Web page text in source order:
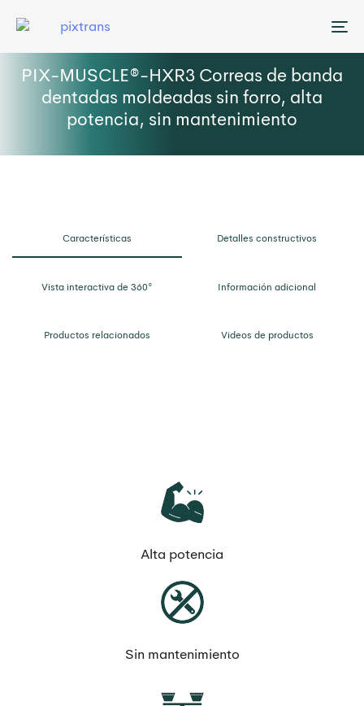
PIX-MUSCLE®-HXR3 Correas de banda
dentadas moldeadas sin forro, alta
potencia, sin mantenimiento
Características Detalles constructivos
Vista interactiva de 360° Información adicional
Productos relacionados Videos de productos
Alta potencia
Sin mantenimiento